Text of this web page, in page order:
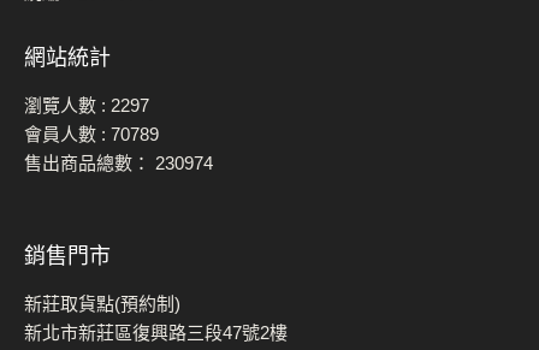
網站統計
瀏覽人數 : 2297
會員人數 : 70789
售出商品總數： 230974
銷售門市
新莊取貨點(預約制)
新北市新莊區復興路三段47號2樓